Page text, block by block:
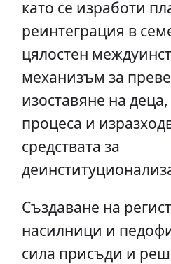
като се изработи
реинтеграция в
цялостен
механизъм за
изоставяне на
процеса и
средствата за
Създаване на
насилници и
сила присъди и